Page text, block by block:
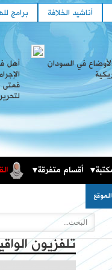
برامج أناشيد الخلافة
في السودان
أهل
فمتى
أقسام متفرقة
تلفزيون
المكتبة الثقافية
فعاليات حزب التحرير